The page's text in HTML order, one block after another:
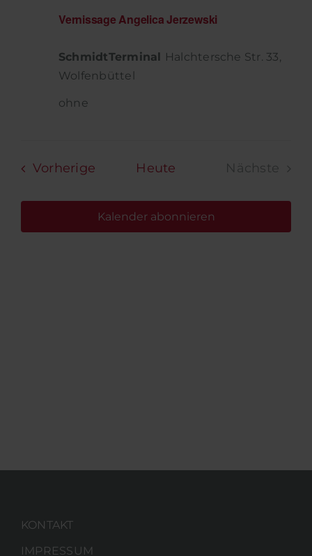
Vernissage Angelica Jerzewski
SchmidtTerminal Halchtersche Str. 33,
Wolfenbüttel
ohne
Vorherige Veranstaltungen
Heute
Nächste
Kalender abonnieren
KONTAKT
IMPRESSUM